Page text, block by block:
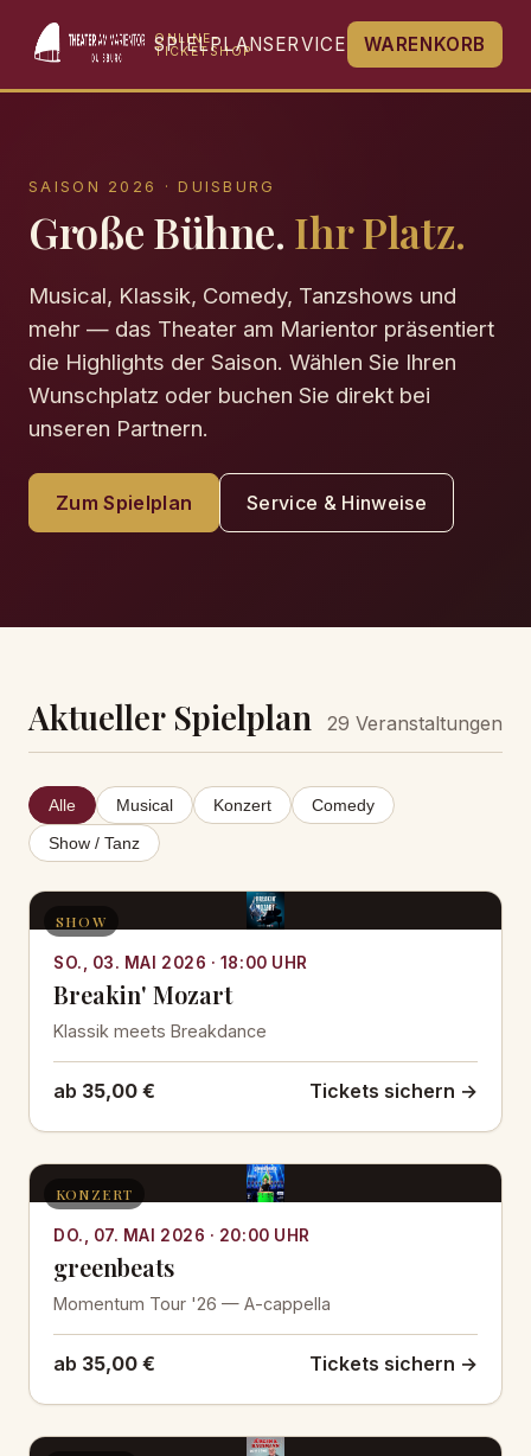
ONLINE-
TICKETSHOP
SPIELPLANSERVICE WARENKORB
SAISON 2026 · DUISBURG
Große Bühne. Ihr Platz.
Musical, Klassik, Comedy, Tanzshows und
mehr — das Theater am Marientor präsentiert
die Highlights der Saison. Wählen Sie Ihren
Wunschplatz oder buchen Sie direkt bei
unseren Partnern.
Zum Spielplan Service & Hinweise
Aktueller Spielplan 29 Veranstaltungen
Alle Musical Konzert
Comedy
Show / Tanz
SHOW
SO., 03. MAI 2026 · 18:00 UHR
Breakin' Mozart
Klassik meets Breakdance
ab 35,00 € Tickets sichern →
KONZERT
DO., 07. MAI 2026 · 20:00 UHR
greenbeats
Momentum Tour '26 — A-cappella
ab 35,00 € Tickets sichern →